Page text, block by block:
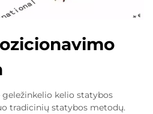
kelio statybos
tradicinių statybos metodų.